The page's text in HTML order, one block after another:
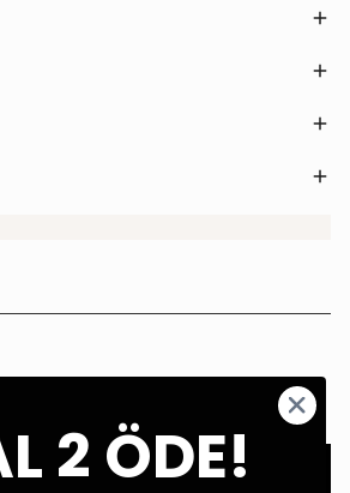
kampanyalardan anında haberdar olun!
2 ÖDE!